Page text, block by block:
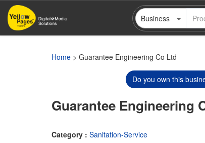
Skip
main
Business
Home > Guarantee Engineering Co Ltd
Do you own this
Guarantee Engineering
Category : Sanitation-Service